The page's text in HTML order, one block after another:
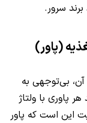
سرور.
آن، بی‌توجهی به
پاوری با ولتاژ
این است که پاور